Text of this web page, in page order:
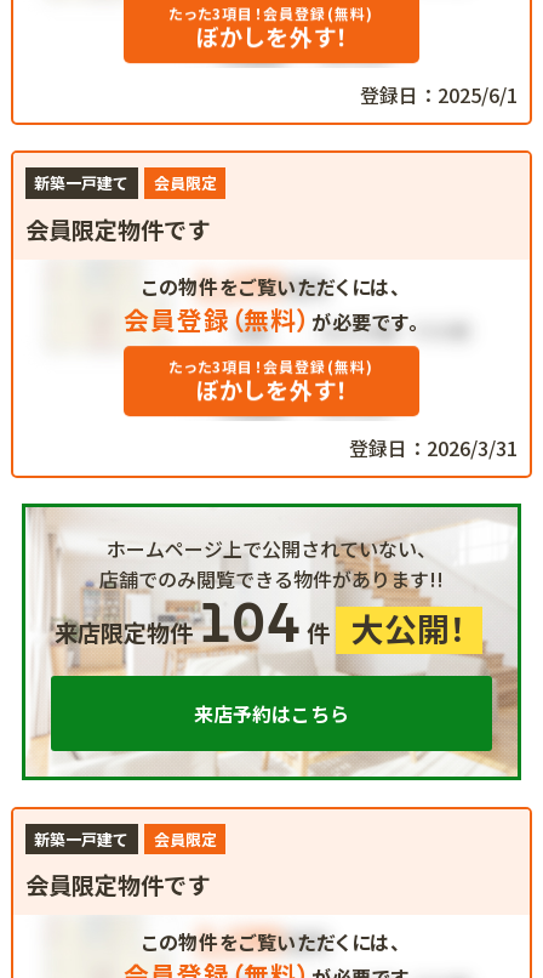
たった3項目！会員登録(無料)
ぼかしを外す！
登録日：2025/6/1
新築一戸建て 会員限定
会員限定物件です
この物件をご覧いただくには、
会員登録（無料） が必要です。
たった3項目！会員登録(無料)
ぼかしを外す！
登録日：2026/3/31
ホームページ上で公開されていない、
店舗でのみ閲覧できる物件があります!!
来店限定物件104 件 大公開！
来店予約はこちら
新築一戸建て 会員限定
会員限定物件です
この物件をご覧いただくには、